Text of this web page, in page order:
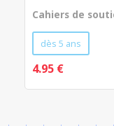
Cahiers de
dès 5 ans
4.95 €